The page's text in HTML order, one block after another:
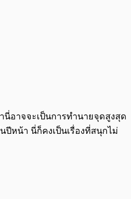
นี่อาจจะเป็นการทำนายจุดสูงสุด
ปีหน้า นี่ก็คงเป็นเรื่องที่สนุกไม่